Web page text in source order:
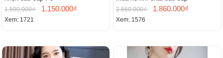
1.590.000₫ 1.150.000₫
Xem: 1721
2.660.000₫ 1.860.000₫
Xem: 1576